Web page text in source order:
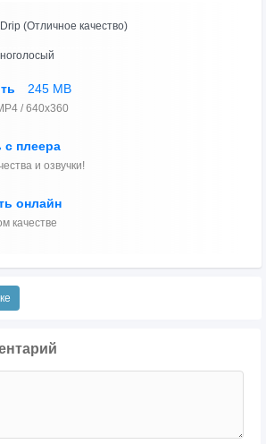
(Отличное качество)
245 MB
/ 640x360
с плеера
и озвучки!
онлайн
качестве